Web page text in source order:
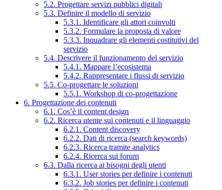
5.2. Progettare servizi pubblici digitali
5.3. Definire il modello di servizio
5.3.1. Identificare gli attori coinvolti
5.3.2. Formulare la proposta di valore
5.3.3. Inquadrare gli elementi costitutivi del
servizio
5.4. Descrivere il funzionamento del servizio
5.4.1. Mappare l’ecosistema
5.4.2. Rappresentare i flussi di servizio
5.5. Co-progettare le soluzioni
5.5.1. Workshop di co-progettazione
6. Progettazione dei contenuti
6.1. Cos’è il content design
6.2. Ricerca utente sui contenuti e il linguaggio
6.2.1. Content discovery
6.2.2. Dati di ricerca (search keywords)
6.2.3. Ricerca tramite analytics
6.2.4. Ricerca sui forum
6.3. Dalla ricerca ai bisogni degli utenti
6.3.1. User stories per definire i contenuti
6.3.2. Job stories per definire i contenuti